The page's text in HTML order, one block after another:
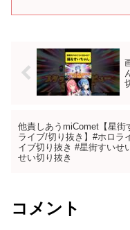
他責しあうmiComet【星街
ライブ/切り抜き】#ホロラ
イブ切り抜き #星街すいせ
せい切り抜き
コメント